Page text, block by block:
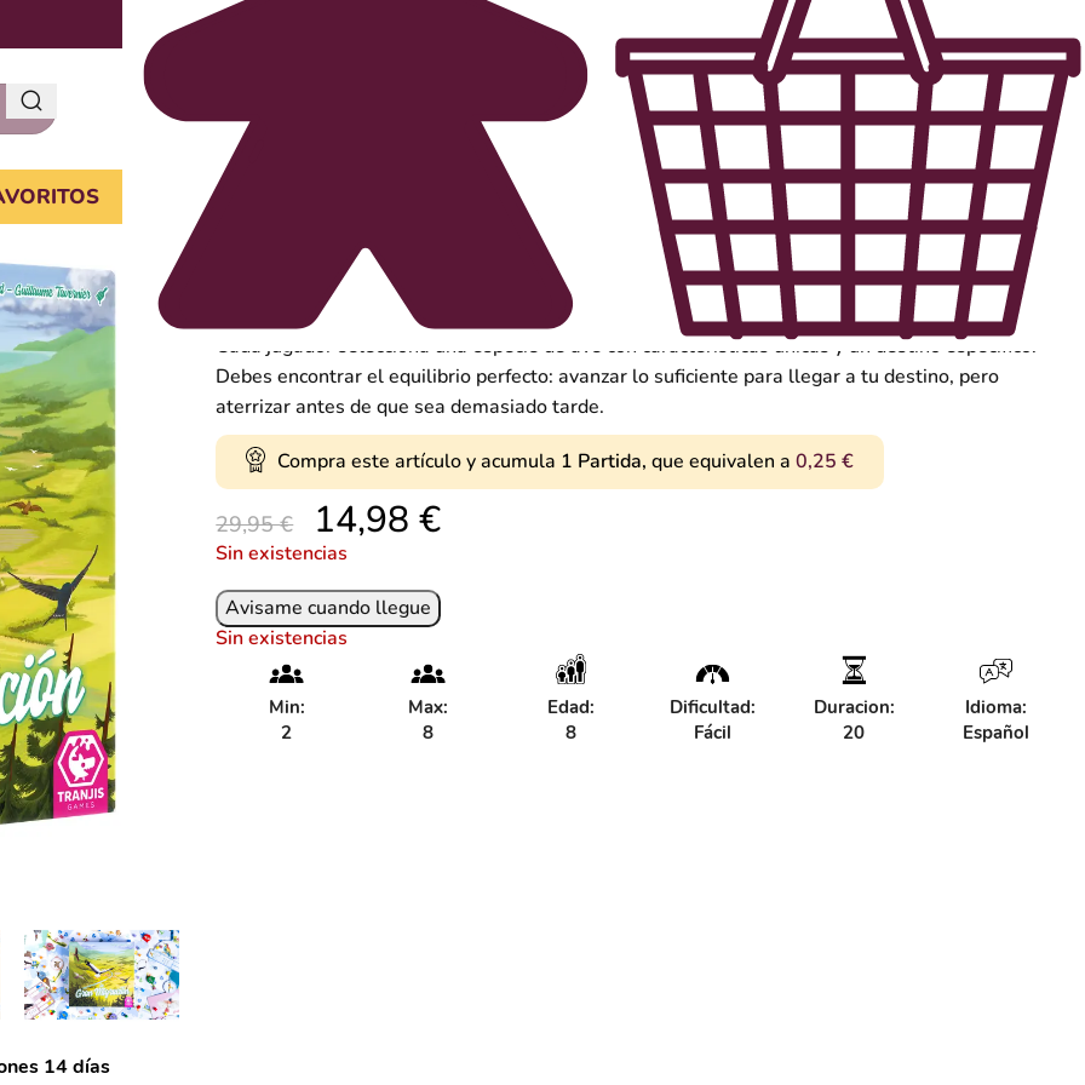
14 días
Sé la primera persona en guiar a tu ave migratoria hasta su destino en África, superando todos
los peligros del camino.
Cada jugador selecciona una especie de ave con características únicas y un destino específico.
Debes encontrar el equilibrio perfecto: avanzar lo suficiente para llegar a tu destino, pero
aterrizar antes de que sea demasiado tarde.
Compra este artículo y acumula 1 Partida,que equivalen a0,25€
29,95€ 14,98€
Sin existencias
Sin existencias
Min:
2
Max:
8
Edad:
8
Dificultad:
Fácil
Duracion:
20
Idioma:
Español